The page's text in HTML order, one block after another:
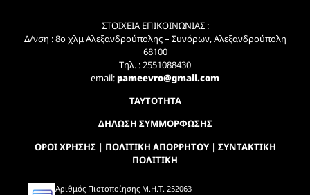
ΣΤΟΙΧΕΙΑ ΕΠΙΚΟΙΝΩΝΙΑΣ :
Δ/νση : 8ο χλμ Αλεξανδρούπολης – Συνόρων, Αλεξανδρούπολη
68100
Τηλ. : 2551088430
email:pameevro@gmail.com
ΤΑΥΤΟΤΗΤΑ
ΔΗΛΩΣΗ ΣΥΜΜΟΡΦΩΣΗΣ
ΟΡΟΙ ΧΡΗΣΗΣ| ΠΟΛΙΤΙΚΗ ΑΠΟΡΡΗΤΟΥ| ΣΥΝΤΑΚΤΙΚΗ
ΠΟΛΙΤΙΚΗ
Αριθμός Πιστοποίησης Μ.Η.Τ. 252063